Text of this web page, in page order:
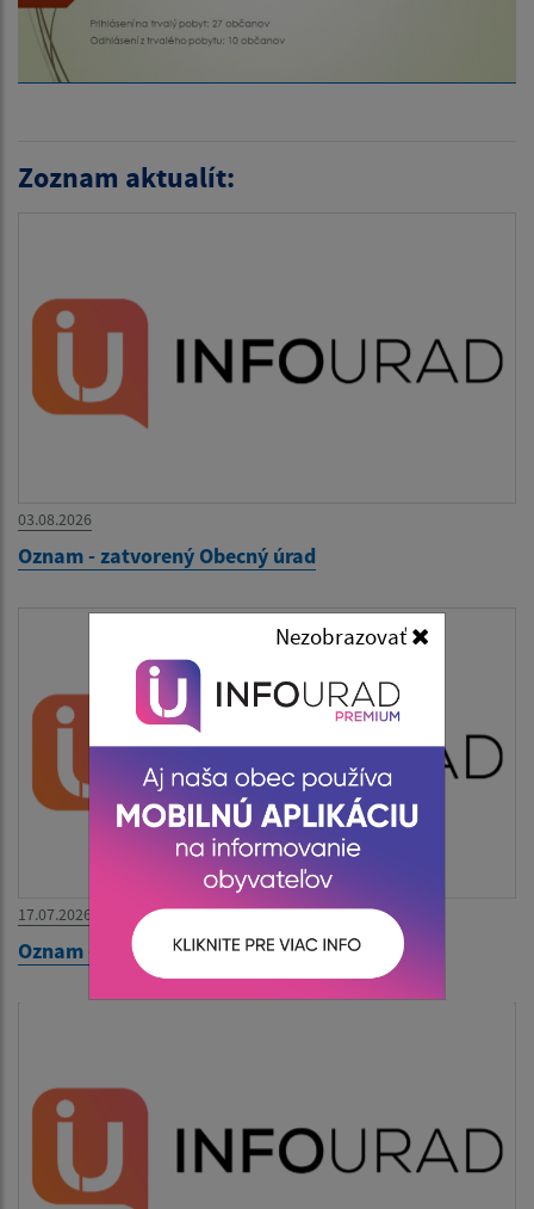
Nezobrazovať
Zoznam aktualít:
03.08.2026
Oznam - zatvorený Obecný úrad
17.07.2026
Oznam - zatvorený Obecný úrad